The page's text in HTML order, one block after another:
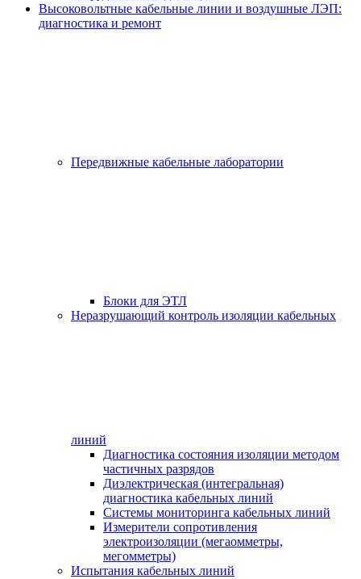
Высоковольтные кабельные линии и воздушные ЛЭП:
диагностика и ремонт
Передвижные кабельные лаборатории
Блоки для ЭТЛ
Неразрушающий контроль изоляции кабельных
линий
Диагностика состояния изоляции методом
частичных разрядов
Диэлектрическая (интегральная)
диагностика кабельных линий
Системы мониторинга кабельных линий
Измерители сопротивления
электроизоляции (мегаомметры,
мегомметры)
Испытания кабельных линий